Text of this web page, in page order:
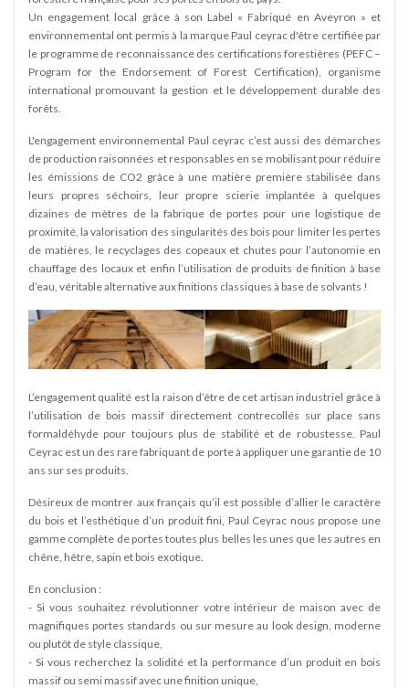
Un engagement local grâce à son Label « Fabriqué en Aveyron » et
environnemental ont permis à la marque Paul ceyrac d'être certifiée par
le programme de reconnaissance des certifications forestières (PEFC –
Program for the Endorsement of Forest Certification), organisme
international promouvant la gestion et le développement durable des
forêts.
L'engagement environnemental Paul ceyrac c’est aussi des démarches
de production raisonnées et responsables en se mobilisant pour réduire
les émissions de CO2 grâce à une matière première stabilisée dans
leurs propres séchoirs, leur propre scierie implantée à quelques
dizaines de mètres de la fabrique de portes pour une logistique de
proximité, la valorisation des singularités des bois pour limiter les pertes
de matières, le recyclages des copeaux et chutes pour l’autonomie en
chauffage des locaux et enfin l’utilisation de produits de finition à base
d’eau, véritable alternative aux finitions classiques à base de solvants !
L’engagement qualité est la raison d’être de cet artisan industriel grâce à
l’utilisation de bois massif directement contrecollés sur place sans
formaldéhyde pour toujours plus de stabilité et de robustesse. Paul
Ceyrac est un des rare fabriquant de porte à appliquer une garantie de 10
ans sur ses produits.
Désireux de montrer aux français qu’il est possible d’allier le caractère
du bois et l’esthétique d’un produit fini, Paul Ceyrac nous propose une
gamme complète de portes toutes plus belles les unes que les autres en
chêne, hêtre, sapin et bois exotique.
En conclusion :
- Si vous souhaitez révolutionner votre intérieur de maison avec de
magnifiques portes standards ou sur mesure au look design, moderne
ou plutôt de style classique,
- Si vous recherchez la solidité et la performance d’un produit en bois
massif ou semi massif avec une finition unique,